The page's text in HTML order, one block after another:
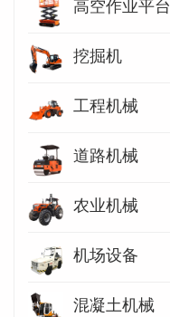
高空作业平台
挖掘机
工程机械
道路机械
农业机械
机场设备
混凝土机械